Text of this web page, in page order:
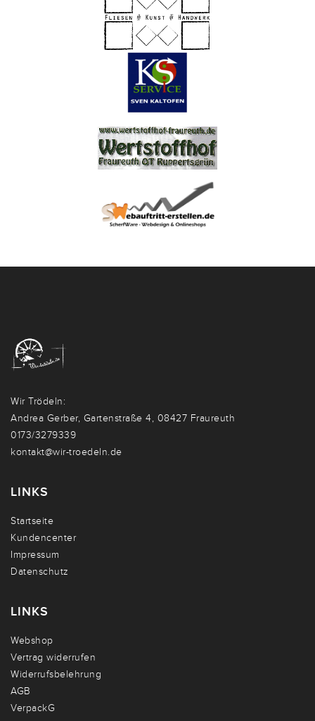
Wir Trödeln:
Andrea Gerber, Gartenstraße 4, 08427 Fraureuth
0173/3279339
kontakt@wir-troedeln.de
LINKS
Startseite
Kundencenter
Impressum
Datenschutz
LINKS
Webshop
Vertrag widerrufen
Widerrufsbelehrung
AGB
VerpackG